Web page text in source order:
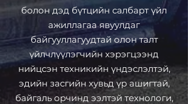
болон дэд бүтцийн салбарт үйл
ажиллагаа явуулдаг
байгууллагуудтай олон талт
үйлчлүүлэгчийн хэрэгцээнд
нийцсэн техникийн үндэслэлтэй,
эдийн засгийн хувьд үр ашигтай,
байгаль орчинд ээлтэй технологи,